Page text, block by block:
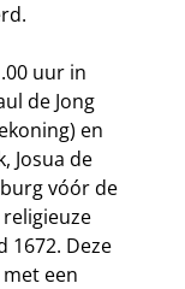
uur in
de Jong
en
Josua de
vóór de
1672. Deze
een